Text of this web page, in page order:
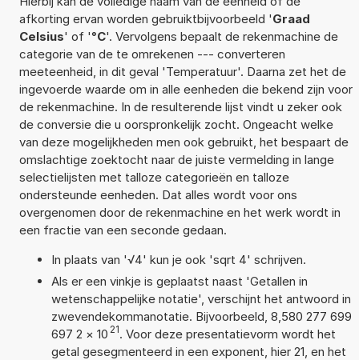
afkorting ervan worden gebruiktbijvoorbeeld 'Graad
Celsius' of '°C'. Vervolgens bepaalt de rekenmachine de
categorie van de te omrekenen --- converteren
meeteenheid, in dit geval 'Temperatuur'. Daarna zet het de
ingevoerde waarde om in alle eenheden die bekend zijn voor
de rekenmachine. In de resulterende lijst vindt u zeker ook
de conversie die u oorspronkelijk zocht. Ongeacht welke
van deze mogelijkheden men ook gebruikt, het bespaart de
omslachtige zoektocht naar de juiste vermelding in lange
selectielijsten met talloze categorieën en talloze
ondersteunde eenheden. Dat alles wordt voor ons
overgenomen door de rekenmachine en het werk wordt in
een fractie van een seconde gedaan.
In plaats van '√4' kun je ook 'sqrt 4' schrijven.
Als er een vinkje is geplaatst naast 'Getallen in
wetenschappelijke notatie', verschijnt het antwoord in
zwevendekommanotatie. Bijvoorbeeld, 8,580 277 699
697 2 × 10 21. Voor deze presentatievorm wordt het
getal gesegmenteerd in een exponent, hier 21, en het